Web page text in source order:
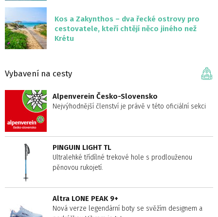
Kos a Zakynthos – dva řecké ostrovy pro
cestovatele, kteří chtějí něco jiného než
Krétu
Vybavení na cesty
Alpenverein Česko-Slovensko
Nejvýhodnější členství je právě v této oficiální sekci
PINGUIN LIGHT TL
Ultralehké třídílné trekové hole s prodlouženou
pěnovou rukojetí.
Altra LONE PEAK 9+
Nová verze legendární boty se svěžím designem a